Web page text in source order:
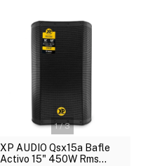
1/3
XP AUDIO Qsx15a Bafle
Activo 15" 450W Rms